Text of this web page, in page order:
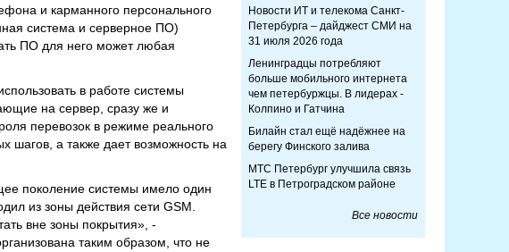
и карманного персонального
система и серверное ПО)
ПО для него может любая
в работе системы
на сервер, сразу же и
перевозок в режиме реального
шагов, а также дает возможность на
поколение системы имело один
из зоны действия сети GSM.
вне зоны покрытия», -
таким образом, что не
Новости ИТ и телекома Санкт-
Петербурга – дайджест СМИ на
31 июля 2026 года
Ленинградцы потребляют
больше мобильного интернета
чем петербуржцы. В лидерах -
Колпино и Гатчина
Билайн стал ещё надёжнее на
берегу Финского залива
МТС Петербург улучшила связь
LTE в Петроградском районе
Все новости